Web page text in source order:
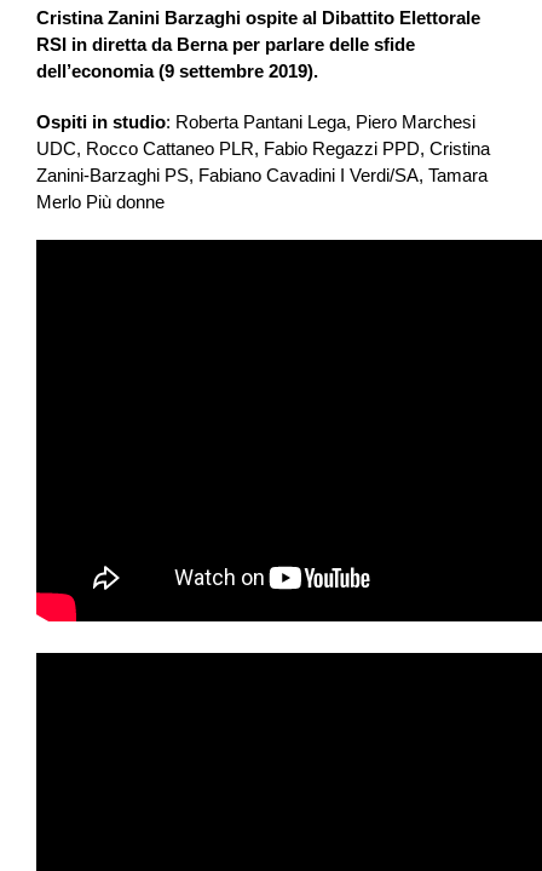
Cristina Zanini Barzaghi ospite al Dibattito Elettorale
RSI in diretta da Berna per parlare delle sfide
dell’economia (9 settembre 2019).
Ospiti in studio: Roberta Pantani Lega, Piero Marchesi
UDC, Rocco Cattaneo PLR, Fabio Regazzi PPD, Cristina
Zanini-Barzaghi PS, Fabiano Cavadini I Verdi/SA, Tamara
Merlo Più donne